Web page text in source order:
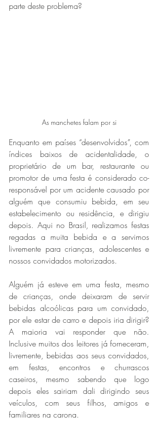
parte deste problema?
As manchetes falam por si
Enquanto em países “desenvolvidos”, com
índices baixos de acidentalidade, o
proprietário de um bar, restaurante ou
promotor de uma festa é considerado co-
responsável por um acidente causado por
alguém que consumiu bebida, em seu
estabelecimento ou residência, e dirigiu
depois. Aqui no Brasil, realizamos festas
regadas a muita bebida e a servimos
livremente para crianças, adolescentes e
nossos convidados motorizados.
Alguém já esteve em uma festa, mesmo
de crianças, onde deixaram de servir
bebidas alcoólicas para um convidado,
por ele estar de carro e depois iria dirigir?
A maioria vai responder que não.
Inclusive muitos dos leitores já forneceram,
livremente, bebidas aos seus convidados,
em festas, encontros e churrascos
caseiros, mesmo sabendo que logo
depois eles sairiam dali dirigindo seus
veículos, com seus filhos, amigos e
familiares na carona.